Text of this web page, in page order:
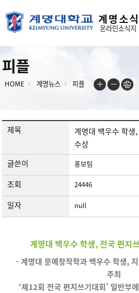
계 명 소 식
온라인소식지
피플
HOME 계명뉴스 피플
제목
계명대 백우수 학
수상
글쓴이
홍보팀
조회 24446
일자 null
계명대 백우수 학생, 전국 편지
- 계명대 문예창작학과 백우수 학생,
주최
‘제12회 전국 편지쓰기대회’ 일반부